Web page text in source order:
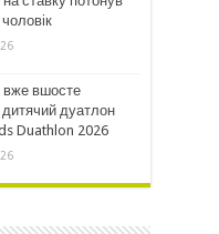
вже вшосте
дитячий дуатлон
Duathlon 2026